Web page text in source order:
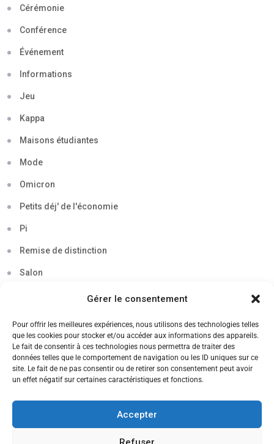
Gérer le consentement
Pour offrir les meilleures expériences, nous utilisons des technologies telles
que les cookies pour stocker et/ou accéder aux informations des appareils.
Le fait de consentir à ces technologies nous permettra de traiter des
données telles que le comportement de navigation ou les ID uniques sur ce
site. Le fait de ne pas consentir ou de retirer son consentement peut avoir
un effet négatif sur certaines caractéristiques et fonctions.
Accepter
Cérémonie
Conférence
Événement
Informations
Jeu
Kappa
Maisons étudiantes
Mode
Omicron
Petits déj' de l'économie
Pi
Remise de distinction
Salon
Soirée
Sortie découverte
Tau
Voyage